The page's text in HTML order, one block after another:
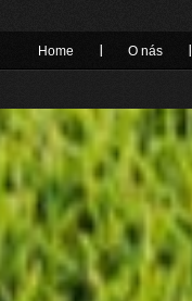
Home O nás